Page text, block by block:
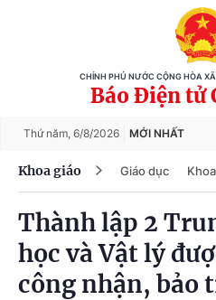
CHÍNH PHỦ NƯỚC CỘNG HÒA
Báo Điện tử
Thứ năm, 6/8/2026 MỚI NHẤT
Khoa giáo Giáo dục
Thành lập 2
học và Vật lý
công nhận, bảo